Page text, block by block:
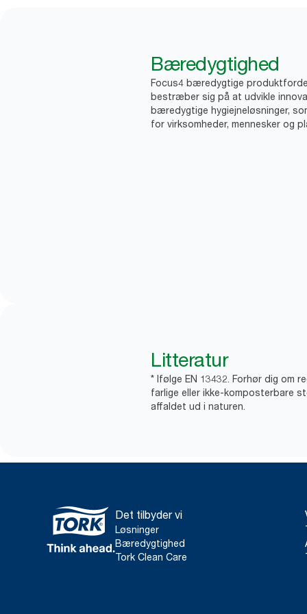
Bæredygtighed
Focus4 bæredygtige
bestræber sig på at udvikle
bæredygtige hygiejneløsninger,
for virksomheder, mennesker og
Litteratur
* Ifølge EN 13432. Forhør dig om
farlige eller ikke-komposterbare
affaldet ud i naturen.
Det tilbyder vi
Løsninger
Bæredygtighed
Tork Clean Care